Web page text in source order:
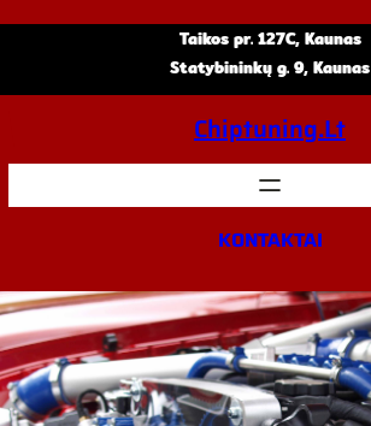
Taikos pr. 127C, Kaunas
Statybininkų g. 9, Kaunas
Chiptuning.lt
KONTAKTAI